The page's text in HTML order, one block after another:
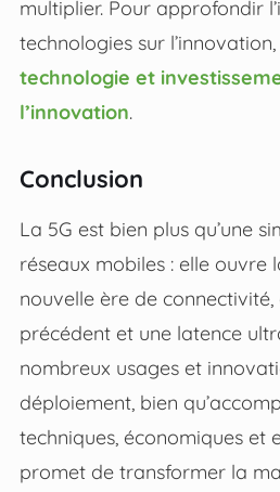
multiplier. Pour approfondir
technologies sur
technologie et
l’innovation.
Conclusion
La 5G est bien plus qu’une
réseaux mobiles : elle ouvre
nouvelle ère de
précédent et une latence
nombreux usages et
déploiement, bien
techniques, économiques et
promet de transformer la